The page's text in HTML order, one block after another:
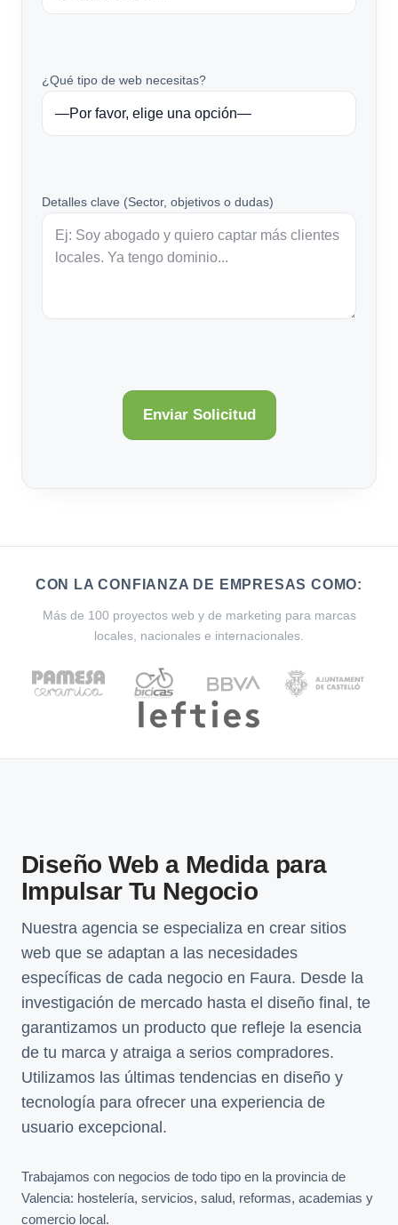
¿Qué tipo de web necesitas?
Detalles clave (Sector, objetivos o dudas)
CON LA CONFIANZA DE EMPRESAS COMO:
Más de 100 proyectos web y de marketing para marcas
locales, nacionales e internacionales.
Diseño Web a Medida para
Impulsar Tu Negocio
Nuestra agencia se especializa en crear sitios
web que se adaptan a las necesidades
específicas de cada negocio en Faura. Desde la
investigación de mercado hasta el diseño final, te
garantizamos un producto que refleje la esencia
de tu marca y atraiga a serios compradores.
Utilizamos las últimas tendencias en diseño y
tecnología para ofrecer una experiencia de
usuario excepcional.
Trabajamos con negocios de todo tipo en la provincia de
Valencia: hostelería, servicios, salud, reformas, academias y
comercio local.